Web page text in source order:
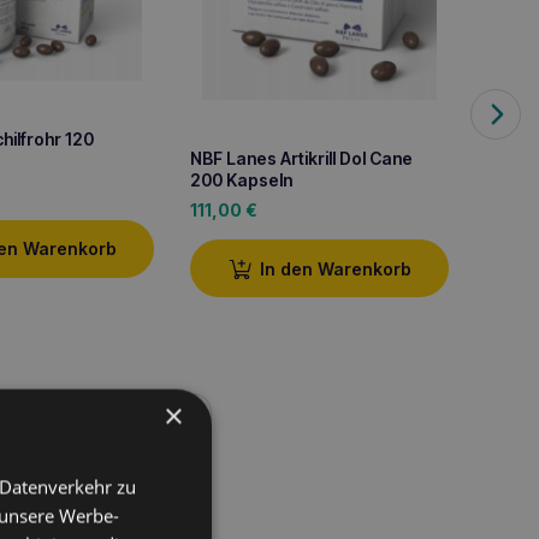
120
Warenkorb
NBF Lanes Artikrill Dol Cane
200 Kapseln
111,00 €
In den Warenkorb
des
aus Fischöl, die
×
zu
Werbe-